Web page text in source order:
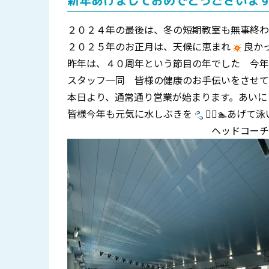
２０２４年の最後は、冬の短期教室も無事
２０２５年のお正月は、天候に恵まれ
良か
昨年は、４０周年という節目の年でした 今
スタッフ一同 皆様の健康のお手伝いをさせ
本日より、通常通り営業が始まります。あい
皆様今年も元気に水しぶきを
🏊‍♀️🏊あげて
ヘッドコーチ 高田